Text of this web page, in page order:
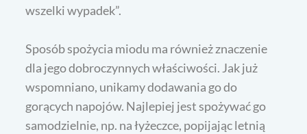
wszelki wypadek”.
Sposób spożycia miodu ma również znaczenie
dla jego dobroczynnych właściwości. Jak już
wspomniano, unikamy dodawania go do
gorących napojów. Najlepiej jest spożywać go
samodzielnie, np. na łyżeczce, popijając letnią